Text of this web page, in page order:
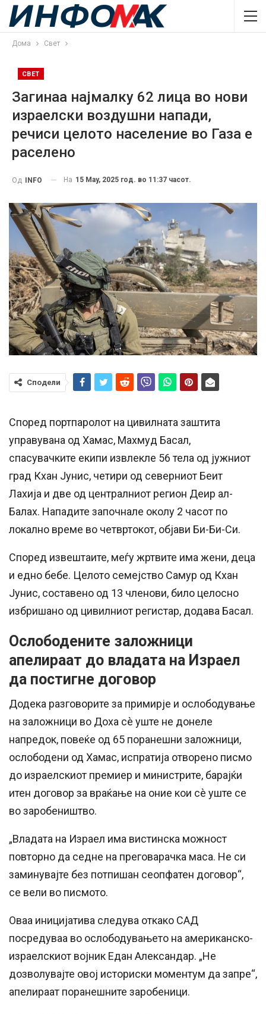
Дома Свет
СВЕТ
Загинаа најмалку 62 лица во нови
израелски воздушни напади,
речиси целото население во Газа е
раселено
Од INFO На 15 May, 2025 год. во 11:37 часот.
Сподели
Според портпаролот на цивилната заштита
управувана од Хамас, Махмуд Басал,
спасувачките екипи извлекле 56 тела од јужниот
град Кхан Јунис, четири од северниот Беит
Лахија и две од централниот регион Деир ал-
Балах. Нападите започнале околу 2 часот по
локално време во четвртокот, објави Би-Би-Си.
Според извештаите, меѓу жртвите има жени, деца
и едно бебе. Целото семејство Самур од Кхан
Јунис, составено од 13 членови, било целосно
избришано од цивилниот регистар, додава Басал.
Ослободените заложници
апелираат до владата на Израел
да постигне договор
Додека разговорите за примирје и ослободување
на заложници во Доха сè уште не донеле
напредок, повеќе од 65 поранешни заложници,
ослободени од Хамас, испратија отворено писмо
до израелскиот премиер и министрите, барајќи
итен договор за враќање на оние кои сè уште се
во заробеништво.
„Владата на Израел има вистинска можност
повторно да седне на преговарачка маса. Не си
заминувајте без потпишан сеопфатен договор“,
се вели во писмото.
Оваа иницијатива следува откако САД
посредуваа во ослободувањето на американско-
израелскиот војник Едан Александар. „Не
дозволувајте овој историски моментум да запре“,
апелираат поранешните заробеници.